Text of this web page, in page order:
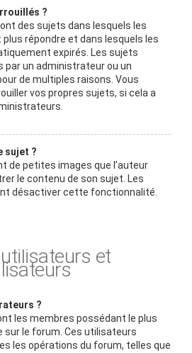
?
des sujets dans lesquels les
répondre et dans lesquels les
expirés. Les sujets
par un administrateur ou un
de multiples raisons. Vous
vos propres sujets, si cela a
sujet ?
de petites images que l’auteur
le contenu de son sujet. Les
désactiver cette fonctionnalité.
et
?
les membres possédant le plus
sur le forum. Ces utilisateurs
les opérations du forum, telles que